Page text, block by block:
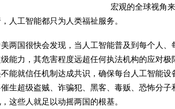
宏观的全球视角
人工智能都只为人类福祉服务。
两国很快会发现，当人工智能普及到每个人
能力，其危害程度远超任何执法机构的应对
能就信任机制达成共识，确保每台人工智能
生超级盗贼、诈骗犯、黑客、毒贩、恐怖分
这些人就足以动摇两国的根基。